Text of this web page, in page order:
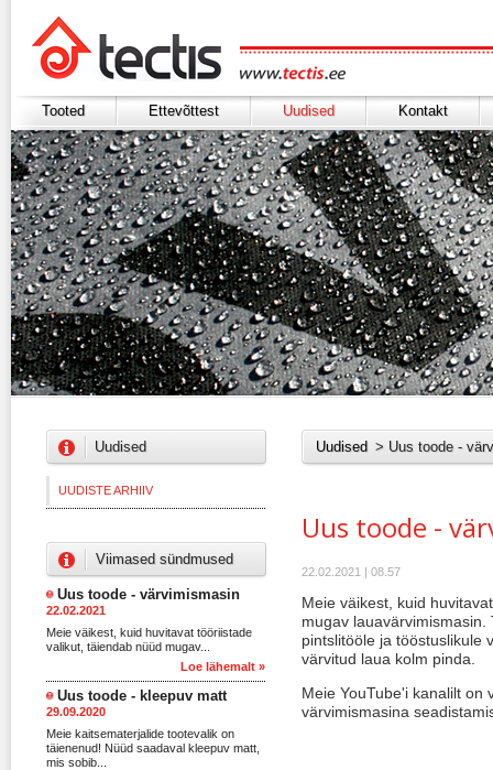
Tooted Ettevõttest Uudised Kontakt
Uudised
UUDISTE ARHIIV
Viimased sündmused
Uus toode - värvimismasin
22.02.2021
Meie väikest, kuid huvitavat tööriistade
valikut, täiendab nüüd mugav...
Loe lähemalt »
Uus toode - kleepuv matt
29.09.2020
Meie kaitsematerjalide tootevalik on
täienenud! Nüüd saadaval kleepuv matt,
mis sobib...
Uudised > Uus toode -
Uus toode -
22.02.2021 | 08.57
Meie väikest, kuid
mugav
pintslitööle ja tööstuslikule
värvitud laua kolm pinda.
Meie YouTube'i kanalilt
värvimismasina